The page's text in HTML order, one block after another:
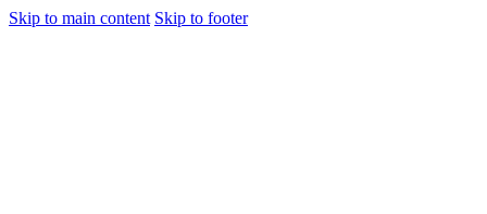
Skip to main content Skip to footer